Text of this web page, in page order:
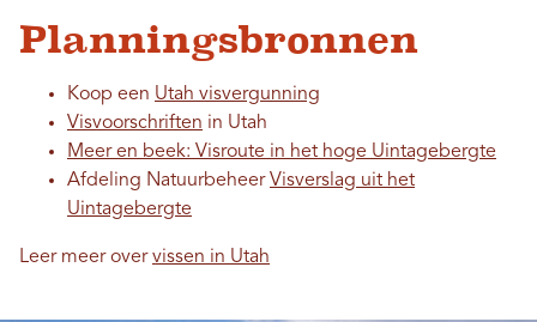
Planningsbronnen
Koop een Utah visvergunning
Visvoorschriften in Utah
Meer en beek: Visroute in het hoge Uintagebergte
Afdeling NatuurbeheerVisverslag uit het
Uintagebergte
Leer meer overvissen in Utah